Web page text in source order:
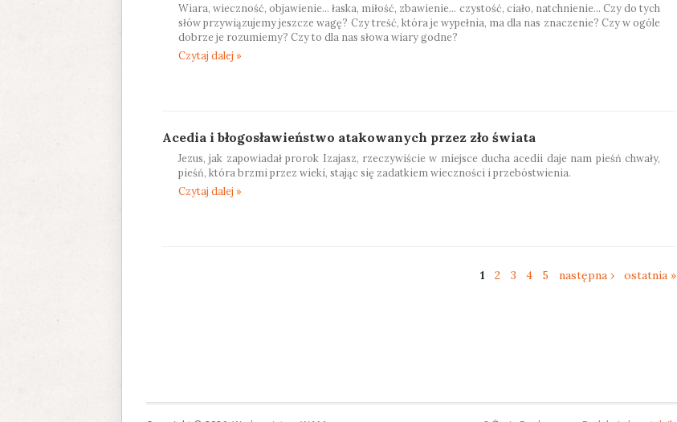
Wiara, wieczność, objawienie… łaska, miłość, zbawienie… czystość, ciało, natchnienie… Czy do tych
słów przywiązujemy jeszcze wagę? Czy treść, która je wypełnia, ma dla nas znaczenie? Czy w ogóle
dobrze je rozumiemy? Czy to dla nas słowa wiary godne?
Czytaj dalej »
Acedia i błogosławieństwo atakowanych przez zło świata
Jezus, jak zapowiadał prorok Izajasz, rzeczywiście w miejsce ducha acedii daje nam pieśń chwały,
pieśń, która brzmi przez wieki, stając się zadatkiem wieczności i przebóstwienia.
Czytaj dalej »
1 2 3 4 5 następna › ostatnia »